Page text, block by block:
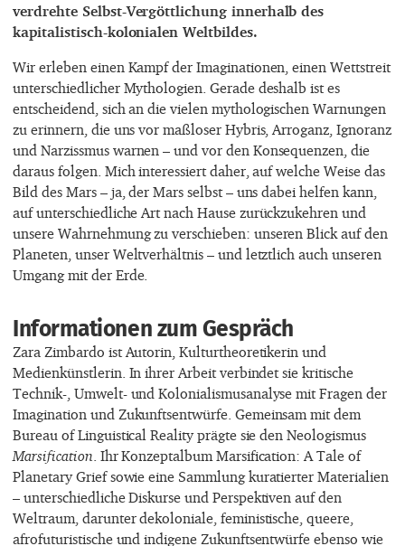
verdrehte Selbst-Vergöttlichung innerhalb des
kapitalistisch-kolonialen Weltbildes.
Wir erleben einen Kampf der Imaginationen, einen Wettstreit
unterschiedlicher Mythologien. Gerade deshalb ist es
entscheidend, sich an die vielen mythologischen Warnungen
zu erinnern, die uns vor maßloser Hybris, Arroganz, Ignoranz
und Narzissmus warnen – und vor den Konsequenzen, die
daraus folgen. Mich interessiert daher, auf welche Weise das
Bild des Mars – ja, der Mars selbst – uns dabei helfen kann,
auf unterschiedliche Art nach Hause zurückzukehren und
unsere Wahrnehmung zu verschieben: unseren Blick auf den
Planeten, unser Weltverhältnis – und letztlich auch unseren
Umgang mit der Erde.
Informationen zum Gespräch
Zara Zimbardo ist Autorin, Kulturtheoretikerin und
Medienkünstlerin. In ihrer Arbeit verbindet sie kritische
Technik-, Umwelt- und Kolonialismusanalyse mit Fragen der
Imagination und Zukunftsentwürfe. Gemeinsam mit dem
Bureau of Linguistical Reality prägte sie den Neologismus
Marsification . Ihr Konzeptalbum Marsification: A Tale of
Planetary Grief sowie eine Sammlung kuratierter Materialien
– unterschiedliche Diskurse und Perspektiven auf den
Weltraum, darunter dekoloniale, feministische, queere,
afrofuturistische und indigene Zukunftsentwürfe ebenso wie